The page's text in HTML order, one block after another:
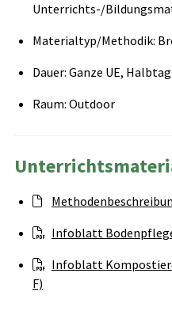
Unterrichts-/
Materialtyp/Methodik:
Dauer: Ganze UE, Halbtag
Raum: Outdoor
Infoblatt
Infoblatt
F)